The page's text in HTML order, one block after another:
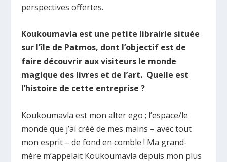
perspectives offertes.
Koukoumavla est une petite librairie située
sur l’île de Patmos, dont l’objectif est de
faire découvrir aux visiteurs le monde
magique des livres et de l’art. Quelle est
l’histoire de cette entreprise ?
Κοukoumavla est mon alter ego ; l’espace/le
monde que j’ai créé de mes mains – avec tout
mon esprit – de fond en comble ! Ma grand-
mère m’appelait Koukoumavla depuis mon plus